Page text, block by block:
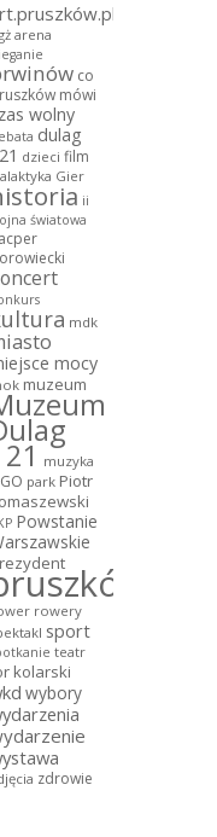
arena
co
mówi
wolny
dulag
dzieci film
Gier
ii
światowa
mdk
mocy
muzeum
muzyka
park Piotr
Powstanie
rowery
sport
teatr
kolarski
wybory
zdrowie